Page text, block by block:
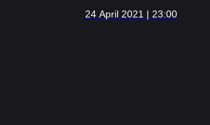
24 April 2021 | 23:00